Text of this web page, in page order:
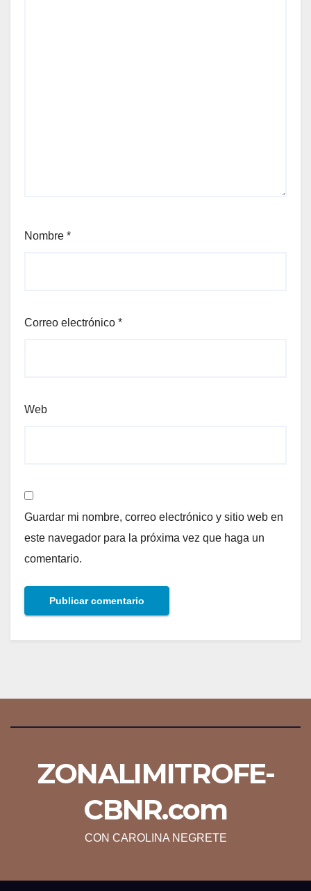
Nombre *
Correo electrónico *
Web
Guardar mi nombre, correo electrónico y sitio web en
este navegador para la próxima vez que haga un
comentario.
ZONALIMITROFE-
CBNR.com
CON CAROLINA NEGRETE